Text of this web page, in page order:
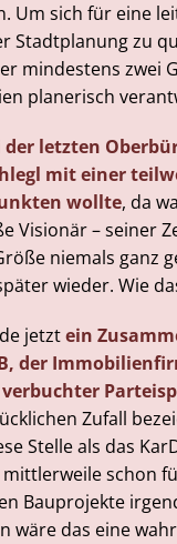
Um sich für eine
Stadtplanung zu
mindestens zwei
planerisch
letzten
mit einer
wollte, da
Visionär – seiner
niemals ganz
wieder. Wie
jetztein
der
Zufall
Stelle als das
schon
Bauprojekte
wäre das eine